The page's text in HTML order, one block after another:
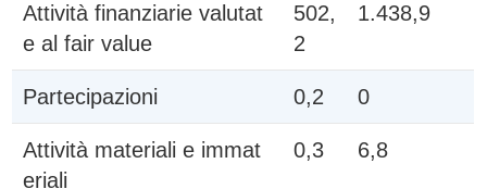
Attività finanziarie valutat
e al fair value
502,
2
1.438,9
Partecipazioni 0,2 0
Attività materiali e immat
eriali
0,3 6,8